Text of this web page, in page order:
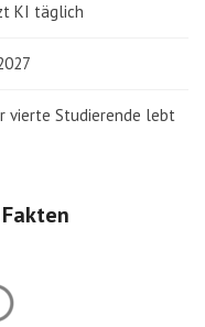
KI täglich
vierte Studierende lebt